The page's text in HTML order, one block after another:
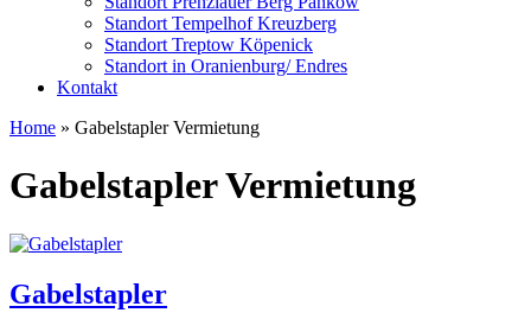
Standort Tempelhof Kreuzberg
Standort Treptow Köpenick
Standort in Oranienburg/ Endres
Kontakt
Home » Gabelstapler Vermietung
Gabelstapler Vermietung
Gabelstapler